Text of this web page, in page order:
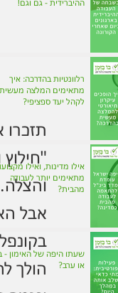
תזכרו
והצלה.
אבל
ההיברידית - גם וגם!
רלוונטיות בהדרכה: איך
מתאימים המלצה מעשית
לקהל יעד ספציפי?
אילו מדינות, ואילו
מתאימים יותר לעבודה
מהבית?
שעתו היפה של האימון -
או ערב?